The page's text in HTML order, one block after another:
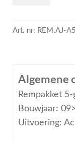
Art. nr: REM.AJ-
Algemene
Rempakket 5-
Bouwjaar: 09>
Uitvoering: